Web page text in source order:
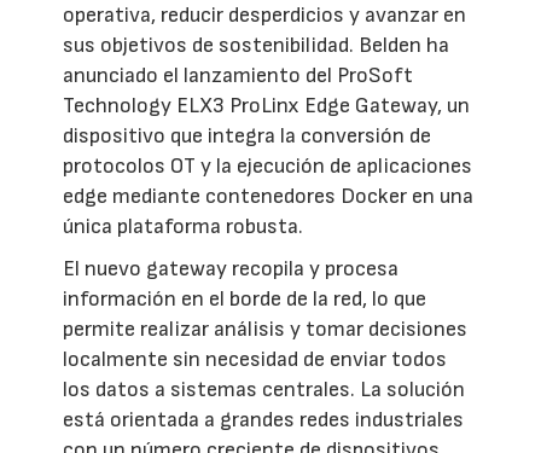
operativa, reducir desperdicios y avanzar en
sus objetivos de sostenibilidad. Belden ha
anunciado el lanzamiento del ProSoft
Technology ELX3 ProLinx Edge Gateway, un
dispositivo que integra la conversión de
protocolos OT y la ejecución de aplicaciones
edge mediante contenedores Docker en una
única plataforma robusta.
El nuevo gateway recopila y procesa
información en el borde de la red, lo que
permite realizar análisis y tomar decisiones
localmente sin necesidad de enviar todos
los datos a sistemas centrales. La solución
está orientada a grandes redes industriales